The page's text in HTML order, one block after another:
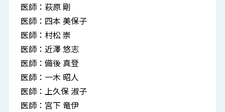
医師：萩原 剛
医師：四本 美保子
医師：村松 崇
医師：近澤 悠志
医師：備後 真登
医師：一木 昭人
医師：上久保 淑子
医師：宮下 竜伊